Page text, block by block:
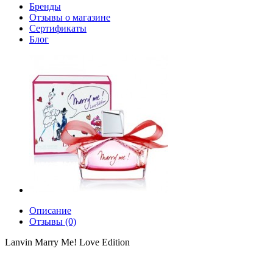
Бренды
Отзывы о магазине
Сертификаты
Блог
Описание
Отзывы (0)
Lanvin Marry Me! Love Edition